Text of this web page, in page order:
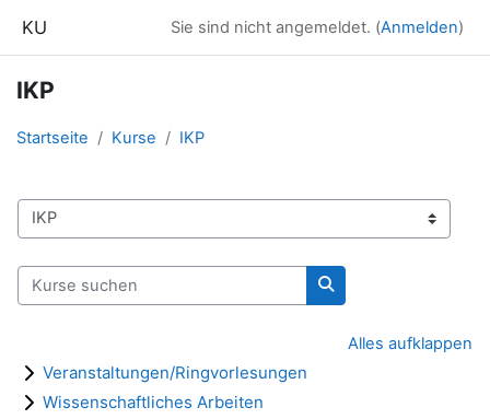
KU Sie sind nicht angemeldet. (Anmelden)
IKP
Startseite Kurse IKP
Kursbereiche
Kurse suchen
Kurse suchen
Alles aufklappen
Veranstaltungen/Ringvorlesungen
Wissenschaftliches Arbeiten